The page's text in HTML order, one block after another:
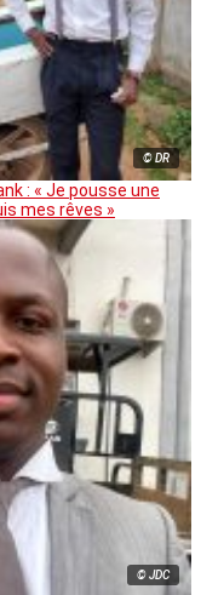
© DR
: « Je pousse une
mes rêves »
© JDC